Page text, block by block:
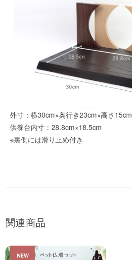
外寸：横30cm×奥行き23cm×高さ15cm
供養台内寸：28.8cm×18.5cm
※裏側には滑り止め付き
関連商品
NEW